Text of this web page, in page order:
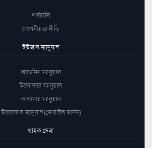
শর্তাবলি
গোপনীয়তা নীতি
ইউজার ম্যানুয়াল
অ্যাডমিন ম্যানুয়াল
উদ্যোক্তার ম্যানুয়াল
কাস্টমার ম্যানুয়াল
উদ্যোক্তার ম্যানুয়াল(মোবাইল ভার্সন)
গ্রাহক সেবা